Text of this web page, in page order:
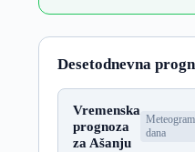
Desetodnevna
Vremenska
prognoza
za Ašanju
dana